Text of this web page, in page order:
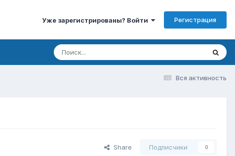
Уже зарегистрированы? Войти Регистрация
Вся активность
Share Подписчики 0